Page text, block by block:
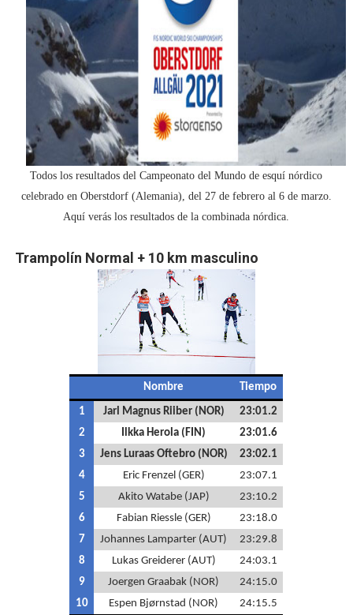
Tour de Francia masculino 2026 - Tadej Pogacar
Mundial de Fórmula 1 2026 - Lando Norris consigue
Copa del Mundo femenina 2026 - Estados Unidos
Campeonato de Europa de saltos 2026 (París,
Campeonato de Europa de natación artística 2026
Todos los resultados del Campeonato del Mundo de esquí nórdico
celebrado en Oberstdorf (Alemania), del 27 de febrero al 6 de marzo.
Aquí verás los resultados de la combinada nórdica.
Trampolín Normal + 10 km masculino
Nombre Tiempo
1 Jarl Magnus Riiber (NOR)
23:01.2
2
Ilkka Herola (FIN)
23:01.6
3
Jens Luraas Oftebro (NOR)
23:02.1
4
Eric Frenzel (GER)
23:07.1
5
Akito Watabe (JAP)
23:10.2
6
Fabian Riessle (GER)
23:18.0
7
Johannes Lamparter (AUT)
23:29.8
8
Lukas Greiderer (AUT)
24:03.1
9
Joergen Graabak (NOR)
24:15.0
10
Espen Bjørnstad (NOR) 24:15.5